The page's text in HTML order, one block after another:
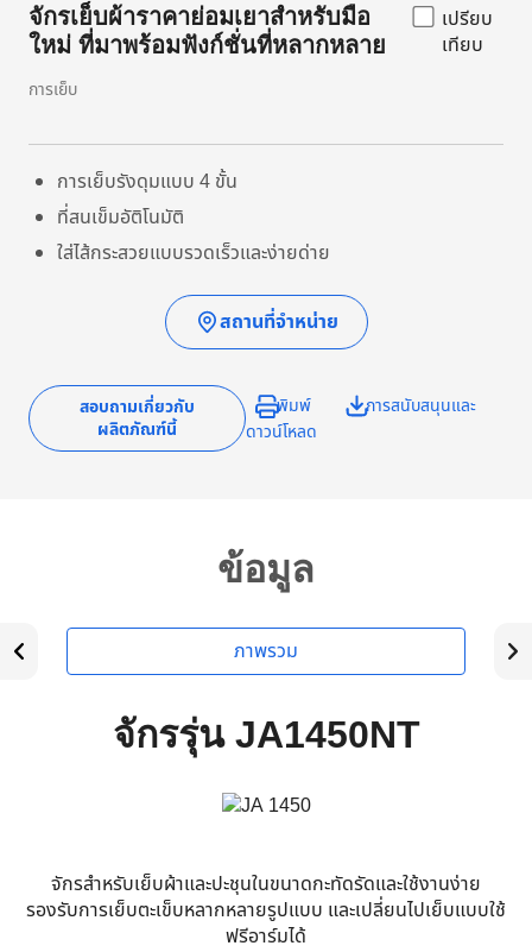
จักรเย็บผ้าราคาย่อมเยาสำหรับมือ
ใหม่ ที่มาพร้อมฟังก์ชั่นที่หลากหลาย
เปรียบ
เทียบ
การเย็บ
การเย็บรังดุมแบบ 4 ขั้น
ที่สนเข็มอัติโนมัติ
ใส่ไส้กระสวยแบบรวดเร็วและง่ายด่าย
สถานที่จำหน่าย
สอบถามเกี่ยวกับ
ผลิตภัณฑ์นี้
พิมพ์
การสนับสนุนและ
ดาวน์โหลด
ข้อมูล
ภาพรวม
จักรรุ่น JA1450NT
จักรสำหรับเย็บผ้าและปะชุนในขนาดกะทัดรัดและใช้งานง่าย
รองรับการเย็บตะเข็บหลากหลายรูปแบบ และเปลี่ยนไปเย็บแบบใช้
ฟรีอาร์มได้